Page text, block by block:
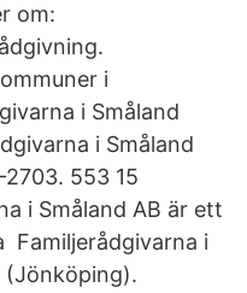
om:
i
i Småland
i Småland
553 15
i Småland AB är ett
Familjerådgivarna i
(Jönköping).